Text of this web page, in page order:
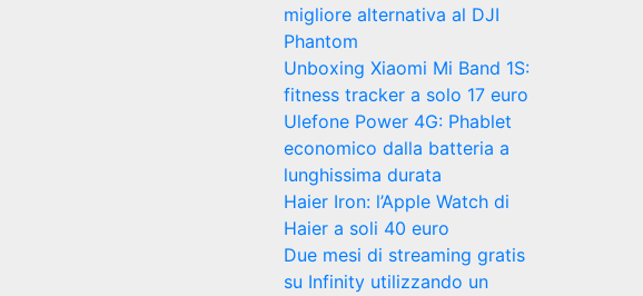
migliore alternativa al DJI
Phantom
Unboxing Xiaomi Mi Band 1S:
fitness tracker a solo 17 euro
Ulefone Power 4G: Phablet
economico dalla batteria a
lunghissima durata
Haier Iron: l’Apple Watch di
Haier a soli 40 euro
Due mesi di streaming gratis
su Infinity utilizzando un